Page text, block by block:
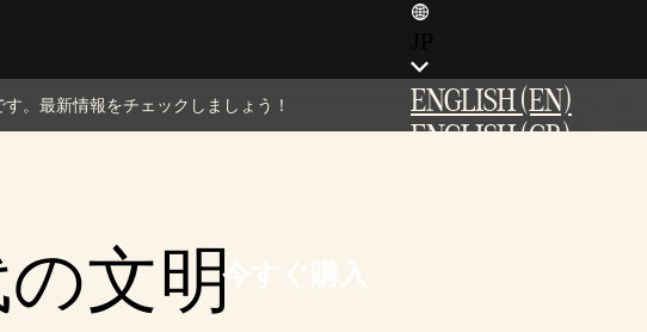
今すぐ購入
ENGLISH (EN)
ENGLISH (GB)
。最新情報をチェックしましょう！
文明